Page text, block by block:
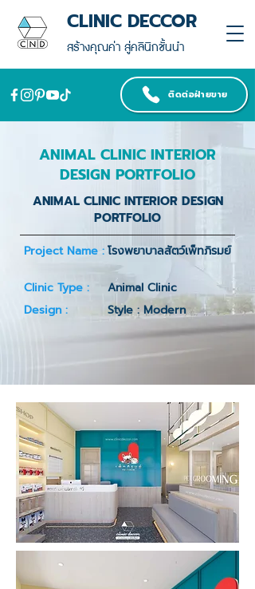
สร้างคุณค่า สู่คลินิกชั้นนำ
CLINIC DECCOR
ติดต่อฝ่ายขาย
ANIMAL CLINIC INTERIOR
DESIGN PORTFOLIO
ANIMAL CLINIC INTERIOR DESIGN
PORTFOLIO
Project Name :โรงพยาบาลสัตว์เพ็ทภิรมย์
Clinic Type :
Animal Clinic
Design :
Style : Modern